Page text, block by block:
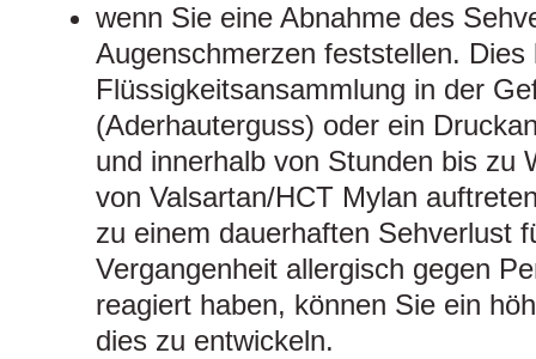
wenn Sie eine Abnahme des
Augenschmerzen feststellen.
Flüssigkeitsansammlung in der
(Aderhauterguss) oder ein
und innerhalb von Stunden bis zu
von Valsartan/HCT Mylan
zu einem dauerhaften Sehverlust
Vergangenheit allergisch gegen
reagiert haben, können Sie ein
dies zu entwickeln.